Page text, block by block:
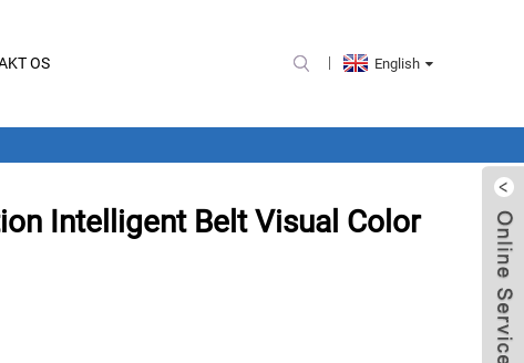
OS English
Intelligent Belt Visual Color